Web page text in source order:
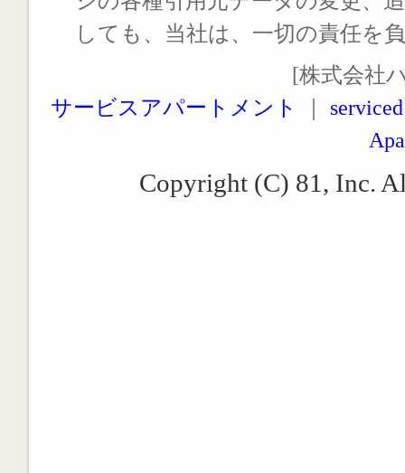
しても、当社は、一切の責任を
[株式会社
サービスアパートメント
Copyright (C) 81, Inc.